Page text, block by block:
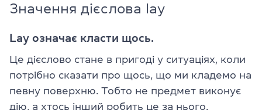
Значення дієслова lay
Lay означає класти щось.
Це дієслово стане в пригоді у ситуаціях, коли
потрібно сказати про щось, що ми кладемо на
певну поверхню. Тобто не предмет виконує
дію, а хтось інший робить це за нього.